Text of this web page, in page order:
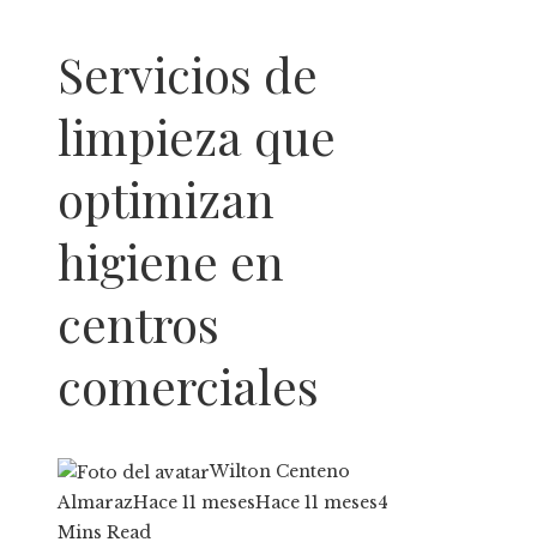
Servicios de
limpieza que
optimizan
higiene en
centros
comerciales
Wilton Centeno
AlmarazHace 11 mesesHace 11 meses4
Mins Read